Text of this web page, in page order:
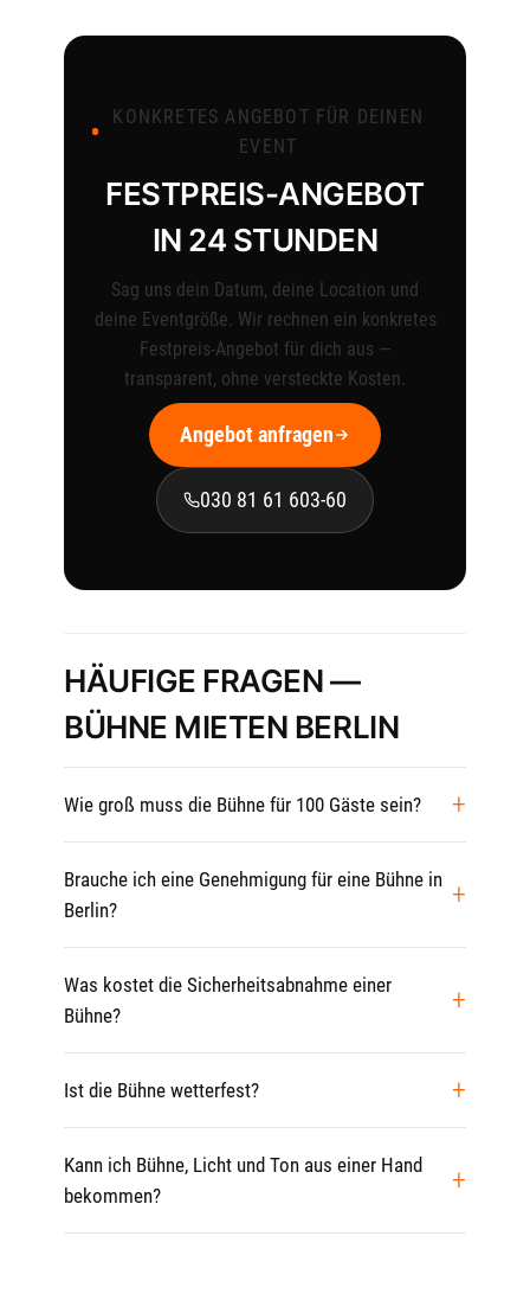
KONKRETES ANGEBOT FÜR DEINEN
EVENT
FESTPREIS-ANGEBOT
IN 24 STUNDEN
Sag uns dein Datum, deine Location und
deine Eventgröße. Wir rechnen ein konkretes
Festpreis-Angebot für dich aus —
transparent, ohne versteckte Kosten.
Angebot anfragen
030 81 61 603-60
HÄUFIGE FRAGEN —
BÜHNE MIETEN BERLIN
Wie groß muss die Bühne für 100 Gäste sein?
Brauche ich eine Genehmigung für eine Bühne in
Berlin?
Was kostet die Sicherheitsabnahme einer
Bühne?
Ist die Bühne wetterfest?
Kann ich Bühne, Licht und Ton aus einer Hand
bekommen?